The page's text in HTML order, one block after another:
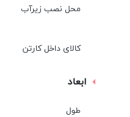
محل نصب زيرآب
کالای داخل کارتن
ابعاد
طول